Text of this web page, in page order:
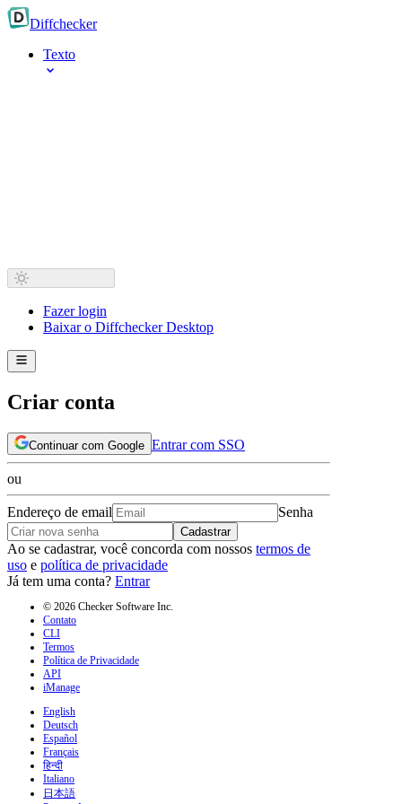
Diffchecker
Texto
Fazer login
Baixar o Diffchecker Desktop
Criar conta
Continuar com Google Entrar com SSO
ou
Endereço de email Senha
Cadastrar
Ao se cadastrar, você concorda com nossos termos de
uso e política de privacidade
Já tem uma conta? Entrar
© 2026 Checker Software Inc.
Contato
CLI
Termos
Política de Privacidade
API
iManage
English
Deutsch
Español
Français
हिन्दी
Italiano
日本語